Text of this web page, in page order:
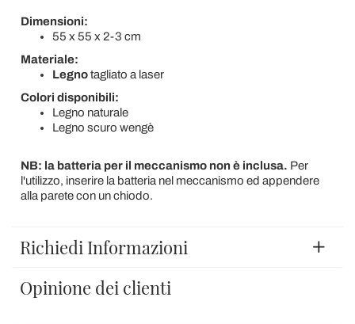
Dimensioni:
55 x 55 x 2-3 cm
Materiale:
Legnotagliato a laser
Colori disponibili:
Legno naturale
Legno scuro wengè
NB: la batteria per il meccanismo non è inclusa. Per
l'utilizzo, inserire la batteria nel meccanismo ed appendere
alla parete con un chiodo.
Richiedi Informazioni
Opinione dei clienti